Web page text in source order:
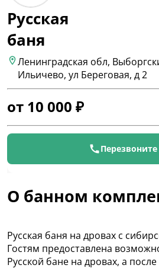
Русская
баня
Ленинградская обл,
Ильичево, ул Береговая, д 2
от 10 000 ₽
О банном
Русская баня на дровах с
Гостям предоставлена
Русской бане на дровах, а